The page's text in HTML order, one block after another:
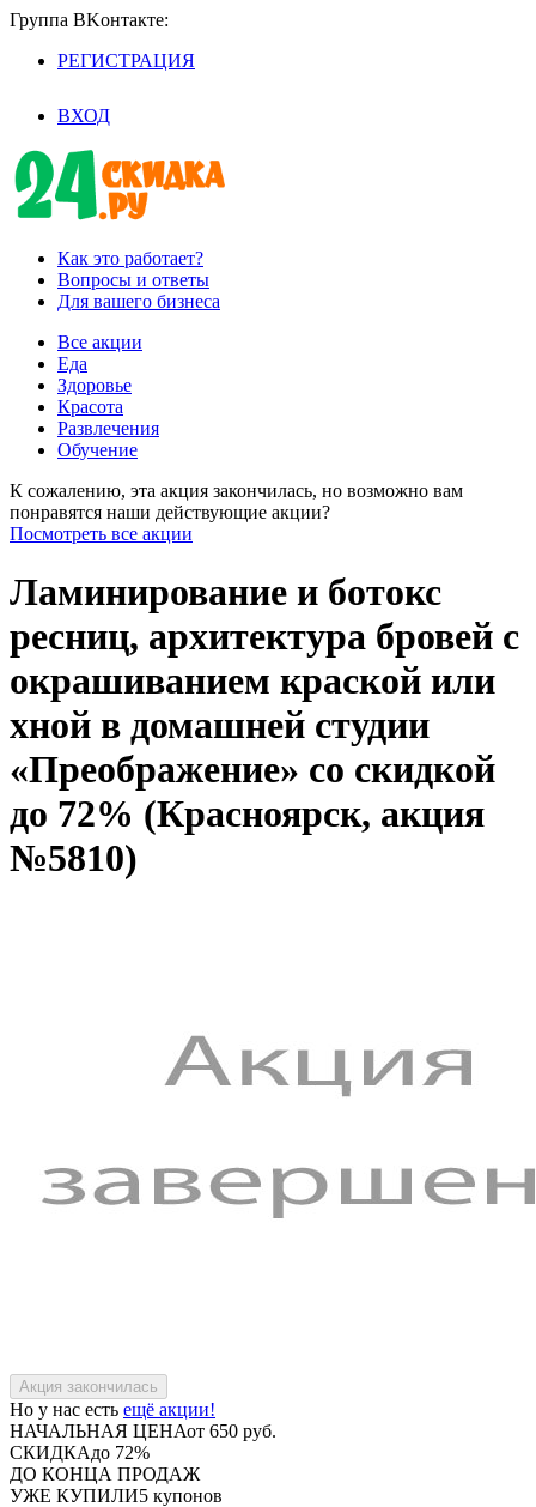
Группа BKoнтaктe:
РЕГИСТРАЦИЯ
ВХОД
Как это работает?
Вопросы и ответы
Для вашего бизнеса
Все акции
Еда
Здоровье
Красота
Развлечения
Обучение
К сожалению, эта акция закончилась, но возможно вам
понравятся наши действующие акции?
Посмотреть все акции
Ламинирование и ботокс
ресниц, архитектура бровей с
окрашиванием краской или
хной в домашней студии
«Преображение» со скидкой
до 72% (Красноярск, акция
№5810)
Но у нас есть ещё акции!
НАЧАЛЬНАЯ ЦЕНАот 650 руб.
СКИДКАдо 72%
ДО КОНЦА ПРОДАЖ
УЖЕ КУПИЛИ5 купонов